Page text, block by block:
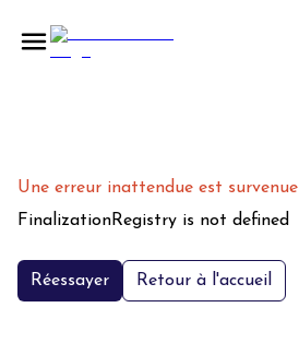
Une erreur inattendue est survenue
FinalizationRegistry is not defined
Réessayer Retour à l'accueil